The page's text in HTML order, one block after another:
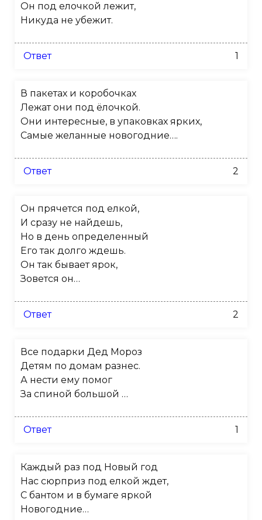
Он под елочкой лежит,
Никуда не убежит.
Ответ 1
В пакетах и коробочках
Лежат они под ёлочкой.
Они интересные, в упаковках ярких,
Самые желанные новогодние….
Ответ 2
Он прячется под елкой,
И сразу не найдешь,
Но в день определенный
Его так долго ждешь.
Он так бывает ярок,
Зовется он…
Ответ 2
Все подарки Дед Мороз
Детям по домам разнес.
А нести ему помог
За спиной большой …
Ответ 1
Каждый раз под Новый год
Нас сюрприз под елкой ждет,
С бантом и в бумаге яркой
Новогодние…